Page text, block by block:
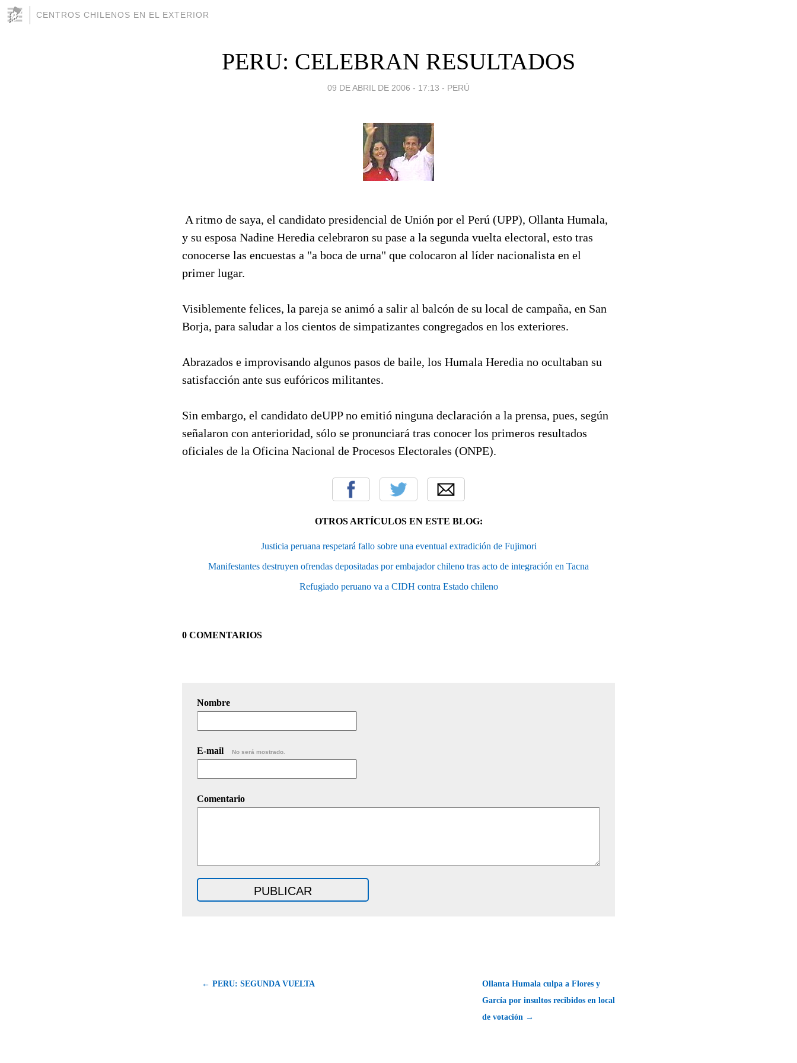
CENTROS CHILENOS EN EL EXTERIOR
PERU: CELEBRAN RESULTADOS
09 DE ABRIL DE 2006 - 17:13 - PERÚ
A ritmo de saya, el candidato presidencial de Unión por el Perú (UPP), Ollanta Humala,
y su esposa Nadine Heredia celebraron su pase a la segunda vuelta electoral, esto tras
conocerse las encuestas a "a boca de urna" que colocaron al líder nacionalista en el
primer lugar.
Visiblemente felices, la pareja se animó a salir al balcón de su local de campaña, en San
Borja, para saludar a los cientos de simpatizantes congregados en los exteriores.
Abrazados e improvisando algunos pasos de baile, los Humala Heredia no ocultaban su
satisfacción ante sus eufóricos militantes.
Sin embargo, el candidato deUPP no emitió ninguna declaración a la prensa, pues, según
señalaron con anterioridad, sólo se pronunciará tras conocer los primeros resultados
oficiales de la Oficina Nacional de Procesos Electorales (ONPE).
OTROS ARTÍCULOS EN ESTE BLOG:
Justicia peruana respetará fallo sobre una eventual extradición de Fujimori
Manifestantes destruyen ofrendas depositadas por embajador chileno tras acto de integración en Tacna
Refugiado peruano va a CIDH contra Estado chileno
0 COMENTARIOS
Nombre
E-mail No será mostrado.
Comentario
← PERU: SEGUNDA VUELTA
Ollanta Humala culpa a Flores y
García por insultos recibidos en local
de votación →